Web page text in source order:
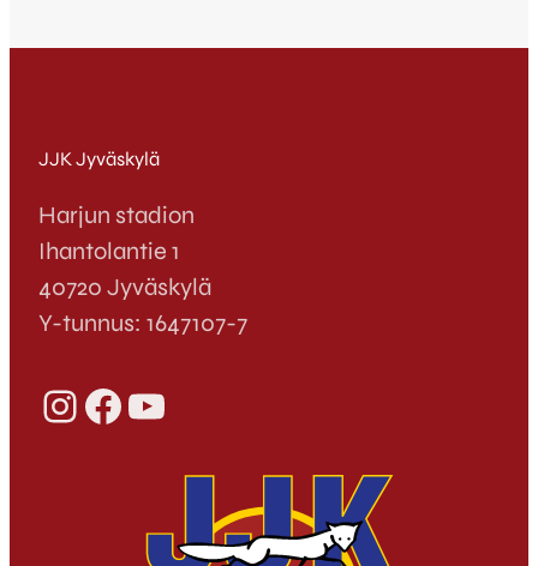
JJK Jyväskylä
Harjun stadion
Ihantolantie 1
40720 Jyväskylä
Y-tunnus: 1647107-7
InstagramFacebook YouTube